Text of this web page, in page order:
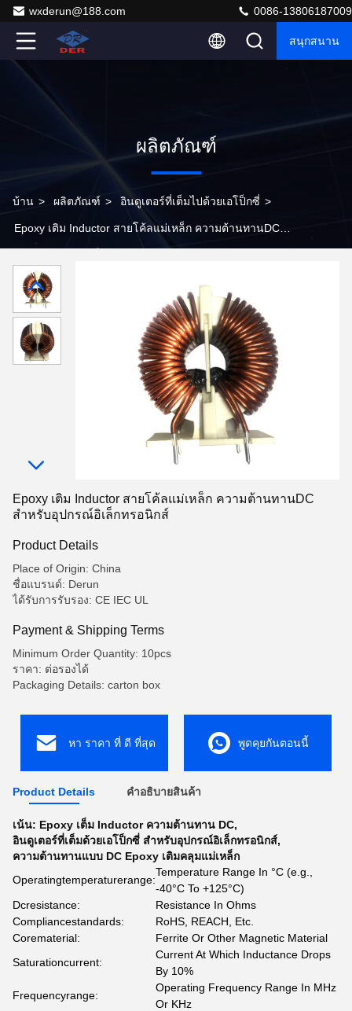
wxderun@188.com 0086-13806187009
สนุกสนาน
ผลิตภัณฑ์
บ้าน > ผลิตภัณฑ์ > อินดูเตอร์ที่เต็มไปด้วยเอโป็กซี่ >
Epoxy เติม Inductor สายโค้ลแม่เหล็ก ความต้านทานDC
Epoxy เติม Inductor สายโค้ลแม่เหล็ก ความต้านทานDC
สําหรับอุปกรณ์อิเล็กทรอนิกส์
Product Details
Place of Origin: China
ชื่อแบรนด์: Derun
ได้รับการรับรอง: CE IEC UL
Payment & Shipping Terms
Minimum Order Quantity: 10pcs
ราคา: ต่อรองได้
Packaging Details: carton box
หา ราคา ที่ ดี ที่สุด พูดคุยกันตอนนี้
Product Details คําอธิบายสินค้า
เน้น: Epoxy เต็ม Inductor ความต้านทาน DC,
อินดูเตอร์ที่เต็มด้วยเอโป็กซี่ สําหรับอุปกรณ์อิเล็กทรอนิกส์,
ความต้านทานแบบ DC Epoxy เติมคลุมแม่เหล็ก
Operatingtemperaturerange:
Temperature Range In °C (e.g.,
-40°C To +125°C)
Dcresistance:
Resistance In Ohms
Compliancestandards:
RoHS, REACH, Etc.
Corematerial:
Ferrite Or Other Magnetic Material
Saturationcurrent:
Current At Which Inductance Drops
By 10%
Frequencyrange:
Operating Frequency Range In MHz
Or KHz